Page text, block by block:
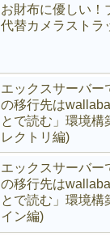
お財布に優しい！
代替カメラストラ
エックスサーバー
の移行先は
とで読む」環境構
レクトリ編)
エックスサーバー
の移行先は
とで読む」環境構
イン編)